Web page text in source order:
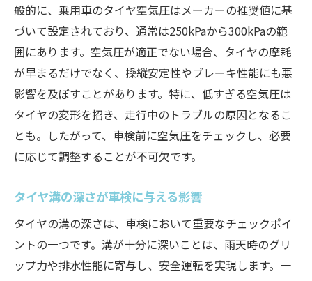
般的に、乗用車のタイヤ空気圧はメーカーの推奨値に基
づいて設定されており、通常は250kPaから300kPaの範
囲にあります。空気圧が適正でない場合、タイヤの摩耗
が早まるだけでなく、操縦安定性やブレーキ性能にも悪
影響を及ぼすことがあります。特に、低すぎる空気圧は
タイヤの変形を招き、走行中のトラブルの原因となるこ
とも。したがって、車検前に空気圧をチェックし、必要
に応じて調整することが不可欠です。
タイヤ溝の深さが車検に与える影響
タイヤの溝の深さは、車検において重要なチェックポイ
ントの一つです。溝が十分に深いことは、雨天時のグリ
ップ力や排水性能に寄与し、安全運転を実現します。一